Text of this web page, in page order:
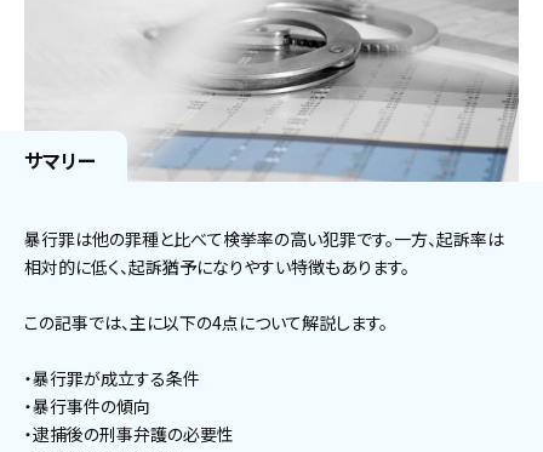
サマリー
暴行罪は他の罪種と比べて検挙率の高い犯罪です。一方、起訴率は
相対的に低く、起訴猶予になりやすい特徴もあります。
この記事では、主に以下の4点について解説します。
・暴行罪が成立する条件
・暴行事件の傾向
・逮捕後の刑事弁護の必要性